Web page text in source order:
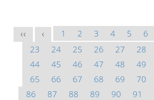
<< < 1 2 3 4 5 6
23
24 25 26 27 28
44
45 46 47 48 49
65
66 67 68 69 70
86
87 88 89 90 91